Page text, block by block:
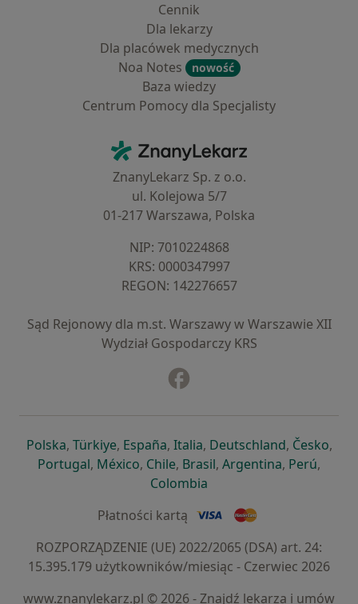
Cennik
Dla lekarzy
Dla placówek medycznych
Noa Notes
nowość
Baza wiedzy
Centrum Pomocy dla Specjalisty
ZnanyLekarz - Strona główna
ZnanyLekarz Sp. z o.o.
ul. Kolejowa 5/7
01-217 Warszawa, Polska
NIP: ⁠7010224868
KRS: ⁠0000347997
REGON: ⁠142276657
Sąd Rejonowy dla m.st. Warszawy w Warszawie XII
Wydział Gospodarczy KRS
Polskaotwiera się w nowej karcie
, Türkiyeotwiera się w nowej karcie
, Españaotwiera się w nowej karcie
, Italiaotwiera się w nowej
, Deutschlandotwiera się
, Česko,
Portugalotwiera się w nowej karcie
, Méxicootwiera się w nowej karcie
, Chileotwiera się w nowej karcie
, Brasilotwiera się w nowej
, Argentinaotwiera się
, Perú,
Colombia
Płatności kartą
ROZPORZĄDZENIE (UE) 2022/2065 (DSA) art. 24:
15.395.179 użytkowników/miesiąc - Czerwiec 2026
www.znanylekarz.pl © 2026 - Znajdź lekarza i umów